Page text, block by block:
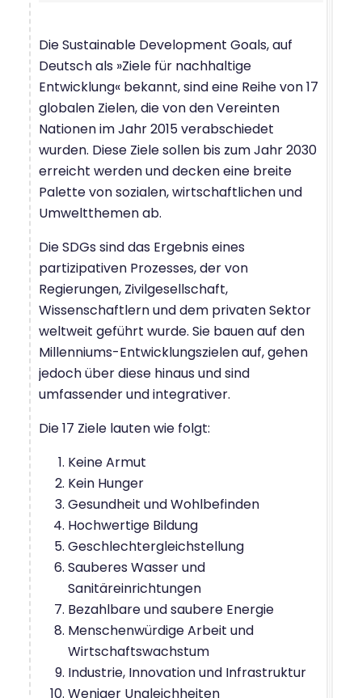
Die Sustainable Development Goals, auf
Deutsch als »Ziele für nachhaltige
Entwicklung« bekannt, sind eine Reihe von 17
globalen Zielen, die von den Vereinten
Nationen im Jahr 2015 verabschiedet
wurden. Diese Ziele sollen bis zum Jahr 2030
erreicht werden und decken eine breite
Palette von sozialen, wirtschaftlichen und
Umweltthemen ab.
Die SDGs sind das Ergebnis eines
partizipativen Prozesses, der von
Regierungen, Zivilgesellschaft,
Wissenschaftlern und dem privaten Sektor
weltweit geführt wurde. Sie bauen auf den
Millenniums-Entwicklungszielen auf, gehen
jedoch über diese hinaus und sind
umfassender und integrativer.
Die 17 Ziele lauten wie folgt:
Keine Armut
Kein Hunger
Gesundheit und Wohlbefinden
Hochwertige Bildung
Geschlechtergleichstellung
Sauberes Wasser und
Sanitäreinrichtungen
Bezahlbare und saubere Energie
Menschenwürdige Arbeit und
Wirtschaftswachstum
Industrie, Innovation und Infrastruktur
Weniger Ungleichheiten